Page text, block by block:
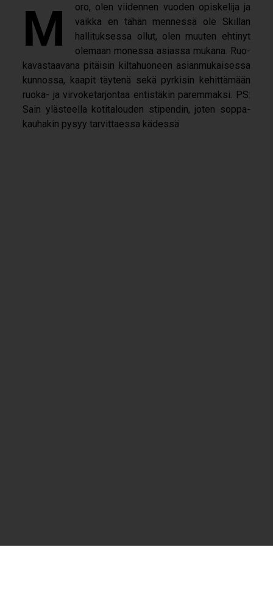
Moro, olen vii­den­nen vuo­den opis­ke­lija ja
vaikka en tähän men­nessä ole Skil­lan
hal­li­tuk­sessa ollut, olen muu­ten ehti­nyt
ole­maan monessa asiassa mukana. Ruo­
ka­vas­taa­vana pitäi­sin kil­ta­huo­neen asian­mu­kai­sessa
kun­nossa, kaa­pit täy­tenä sekä pyr­ki­sin kehit­tä­mään
ruoka-​ ja vir­vo­ke­tar­jon­taa entis­tä­kin parem­maksi. PS:
Sain yläs­teella koti­ta­lou­den sti­pen­din, joten sop­pa­
kau­ha­kin pysyy tar­vit­taessa kädessä